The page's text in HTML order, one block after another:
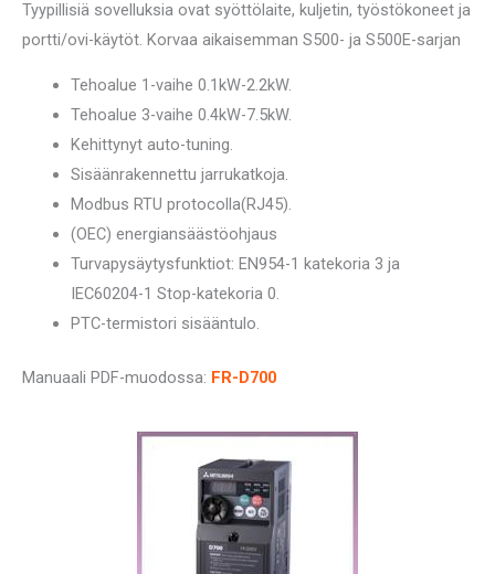
Tyypillisiä sovelluksia ovat syöttölaite, kuljetin, työstökoneet ja
portti/ovi-käytöt. Korvaa aikaisemman S500- ja S500E-sarjan
Tehoalue 1-vaihe 0.1kW-2.2kW.
Tehoalue 3-vaihe 0.4kW-7.5kW.
Kehittynyt auto-tuning.
Sisäänrakennettu jarrukatkoja.
Modbus RTU protocolla(RJ45).
(OEC) energiansäästöohjaus
Turvapysäytysfunktiot: EN954-1 katekoria 3 ja
IEC60204-1 Stop-katekoria 0.
PTC-termistori sisääntulo.
Manuaali PDF-muodossa: FR-D700